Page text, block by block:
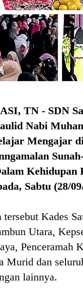
TN - SDN
Nabi
Mengajar
Sabtu (28/
Kades
Utara,
Penceramah
Murid dan
lainnya.